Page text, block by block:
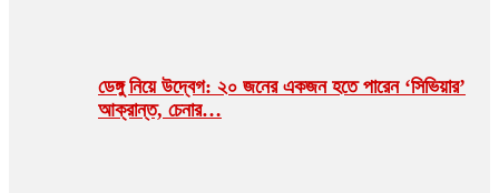
ডেঙ্গু নিয়ে উদ্বেগ: ২০ জনের একজন হতে পারেন ‘সিভিয়ার’
আক্রান্ত, চেনার…